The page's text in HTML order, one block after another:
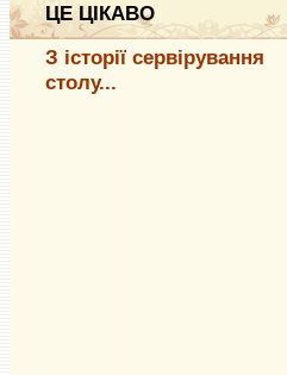
ЦЕ ЦІКАВО
З історії сервірування
столу...